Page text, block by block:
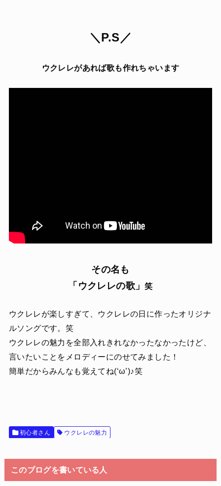
＼P.S／
ウクレレがあれば歌も作れちゃいます
その名も
「ウクレレの歌」笑
ウクレレが楽しすぎて、ウクレレの日に作ったオリジナ
ルソングです。笑
ウクレレの魅力を全部入れきれなかったなかったけど、
言いたいことをメロディーにのせてみました！
簡単だからみんなも覚えてね(‘ω’)♪笑
初心者さん ウクレレの魅力
このブログを書いている人